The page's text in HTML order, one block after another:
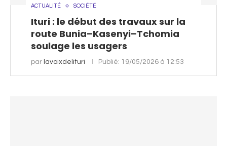
ACTUALITÉ SOCIÉTÉ
Ituri : le début des travaux sur la
route Bunia–Kasenyi–Tchomia
soulage les usagers
par lavoixdelituri Publié: 19/05/2026 à 12:53